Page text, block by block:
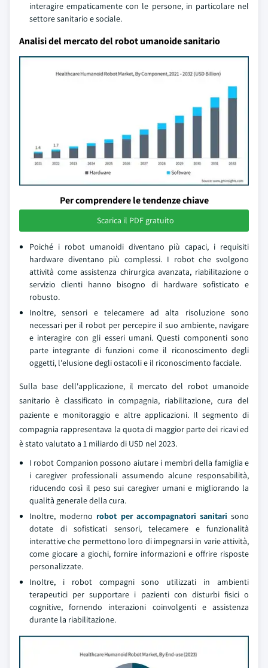
interagire empaticamente con le persone, in particolare nel
settore sanitario e sociale.
Analisi del mercato del robot umanoide sanitario
Per comprendere le tendenze chiave
Scarica il PDF gratuito
Poiché i robot umanoidi diventano più capaci, i requisiti
hardware diventano più complessi. I robot che svolgono
attività come assistenza chirurgica avanzata, riabilitazione o
servizio clienti hanno bisogno di hardware sofisticato e
robusto.
Inoltre, sensori e telecamere ad alta risoluzione sono
necessari per il robot per percepire il suo ambiente, navigare
e interagire con gli esseri umani. Questi componenti sono
parte integrante di funzioni come il riconoscimento degli
oggetti, l'elusione degli ostacoli e il riconoscimento facciale.
Sulla base dell'applicazione, il mercato del robot umanoide
sanitario è classificato in compagnia, riabilitazione, cura del
paziente e monitoraggio e altre applicazioni. Il segmento di
compagnia rappresentava la quota di maggior parte dei ricavi ed
è stato valutato a 1 miliardo di USD nel 2023.
I robot Companion possono aiutare i membri della famiglia e
i caregiver professionali assumendo alcune responsabilità,
riducendo così il peso sui caregiver umani e migliorando la
qualità generale della cura.
Inoltre, moderno robot per accompagnatori sanitari sono
dotate di sofisticati sensori, telecamere e funzionalità
interattive che permettono loro di impegnarsi in varie attività,
come giocare a giochi, fornire informazioni e offrire risposte
personalizzate.
Inoltre, i robot compagni sono utilizzati in ambienti
terapeutici per supportare i pazienti con disturbi fisici o
cognitive, fornendo interazioni coinvolgenti e assistenza
durante la riabilitazione.